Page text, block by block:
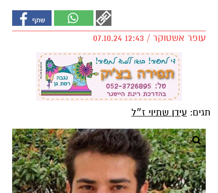
עופר אשטוקר / 12:43 07.10.24
תגים: עידן שתיוי ז״ל